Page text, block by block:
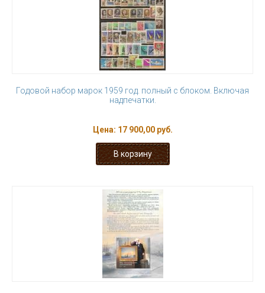
Годовой набор марок 1959 год. полный с блоком. Включая
надпечатки.
Цена: 17 900,00 руб.